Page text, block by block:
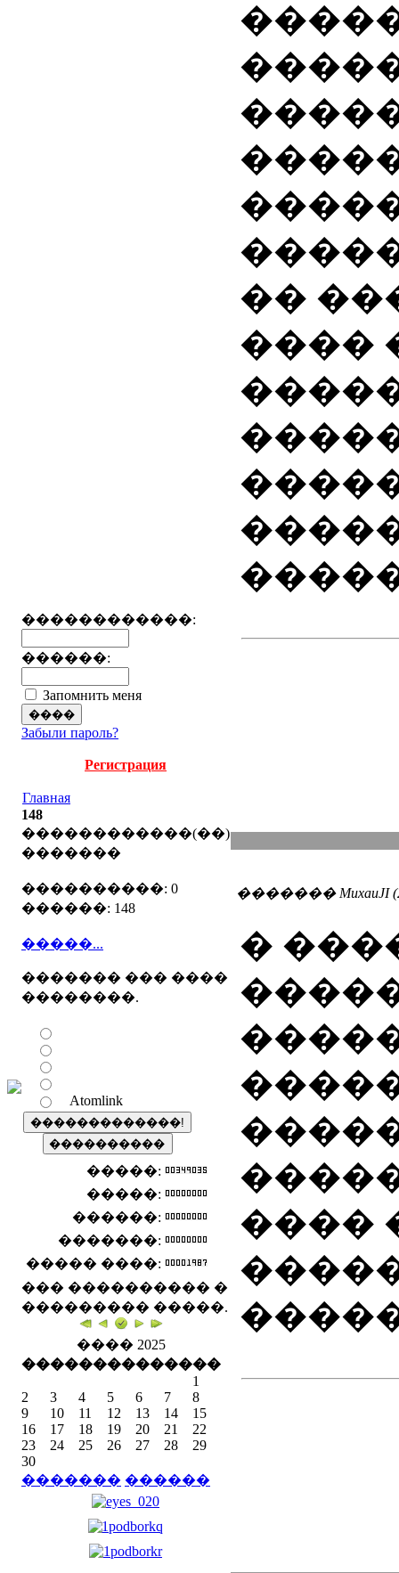
������������:
������:
Запомнить меня
Забыли пароль?
Регистрация
Главная
148
������������(��)
�������
����������: 0
������: 148
�����...
������� ��� ����
��������.
Atomlink
�����:
�����:
������:
�������:
����� ����:
��� ���������� �
��������� �����.
���� 2025
��������������
1
2
3 4 5 6 7
8
9
10 11 12 13 14
15
16
17 18 19 20 21
22
23
24 25 26 27 28
29
30
������� ������
��
����
������� MuxauJI
�
����